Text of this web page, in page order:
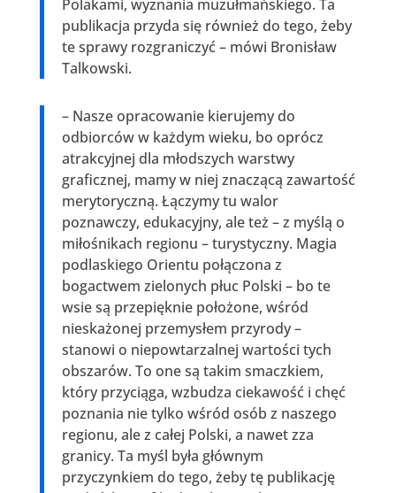
Polakami, wyznania muzułmańskiego. Ta
publikacja przyda się również do tego, żeby
te sprawy rozgraniczyć – mówi Bronisław
Talkowski.
– Nasze opracowanie kierujemy do
odbiorców w każdym wieku, bo oprócz
atrakcyjnej dla młodszych warstwy
graficznej, mamy w niej znaczącą zawartość
merytoryczną. Łączymy tu walor
poznawczy, edukacyjny, ale też – z myślą o
miłośnikach regionu – turystyczny. Magia
podlaskiego Orientu połączona z
bogactwem zielonych płuc Polski – bo te
wsie są przepięknie położone, wśród
nieskażonej przemysłem przyrody –
stanowi o niepowtarzalnej wartości tych
obszarów. To one są takim smaczkiem,
który przyciąga, wzbudza ciekawość i chęć
poznania nie tylko wśród osób z naszego
regionu, ale z całej Polski, a nawet zza
granicy. Ta myśl była głównym
przyczynkiem do tego, żeby tę publikację